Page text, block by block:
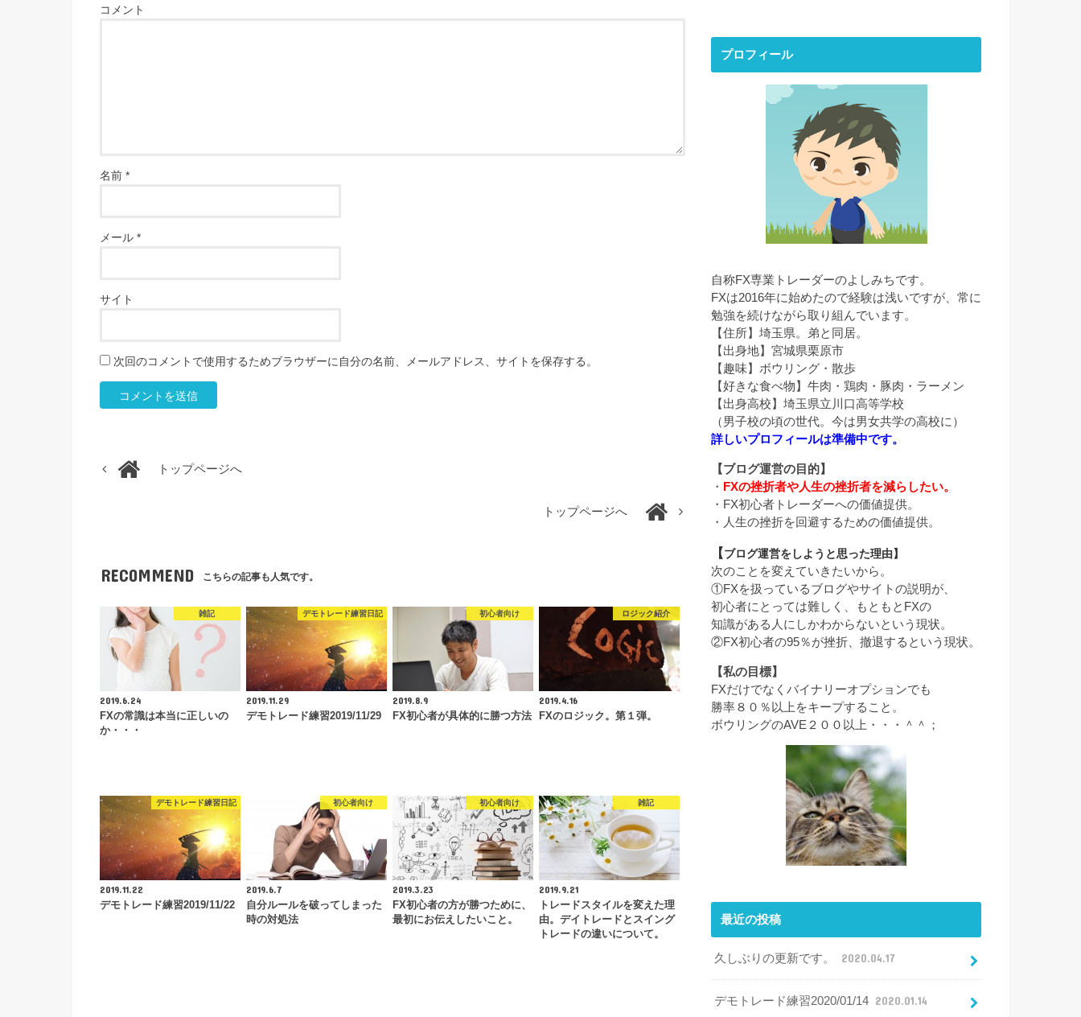
コメント
名前 *
メール *
サイト
次回のコメントで使用するためブラウザーに自分の名前、メールアドレス、サイトを保存する。
トップページへ
トップページへ
RECOMMEND こちらの記事も人気です。
雑記
2019.6.24
FXの常識は本当に正しいの
か・・・
デモトレード練習日記
2019.11.29
デモトレード練習2019/11/29
初心者向け
2019.8.9
FX初心者が具体的に勝つ方法
ロジック紹介
2019.4.16
FXのロジック。第１弾。
デモトレード練習日記
2019.11.22
デモトレード練習2019/11/22
初心者向け
2019.6.7
自分ルールを破ってしまった
時の対処法
初心者向け
2019.3.23
FX初心者の方が勝つために、
最初にお伝えしたいこと。
雑記
2019.9.21
トレードスタイルを変えた理
由。デイトレードとスイング
トレードの違いについて。
プロフィール
自称FX専業トレーダーのよしみちです。
FXは2016年に始めたので経験は浅いですが、常に
勉強を続けながら取り組んでいます。
【住所】埼玉県。弟と同居。
【出身地】宮城県栗原市
【趣味】ボウリング・散歩
【好きな食べ物】牛肉・鶏肉・豚肉・ラーメン
【出身高校】埼玉県立川口高等学校
（男子校の頃の世代。今は男女共学の高校に）
詳しいプロフィールは準備中です。
【ブログ運営の目的】
・ FXの挫折者や人生の挫折者を減らしたい。
・FX初心者トレーダーへの価値提供。
・人生の挫折を回避するための価値提供。
【ブログ運営をしようと思った理由】
次のことを変えていきたいから。
①FXを扱っているブログやサイトの説明が、
初心者にとっては難しく、もともとFXの
知識がある人にしかわからないという現状。
②FX初心者の95％が挫折、撤退するという現状。
【私の目標】
FXだけでなくバイナリーオプションでも
勝率８０％以上をキープすること。
ボウリングのAVE２００以上・・・＾＾；
最近の投稿
久しぶりの更新です。 2020.04.17
デモトレード練習2020/01/14 2020.01.14